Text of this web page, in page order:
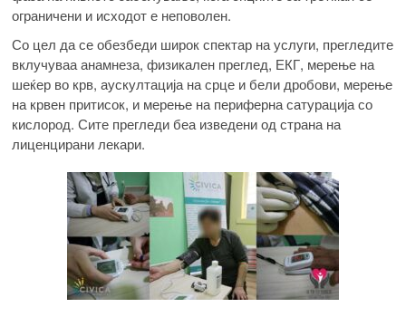
ограничени и исходот е неповолен.
Со цел да се обезбеди широк спектар на услуги, прегледите
вклучуваа анамнеза, физикален преглед, ЕКГ, мерење на
шеќер во крв, аускултација на срце и бели дробови, мерење
на крвен притисок, и мерење на периферна сатурација со
кислород. Сите прегледи беа изведени од страна на
лиценцирани лекари.